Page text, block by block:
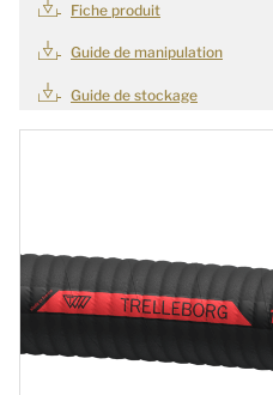
Fiche produit
Guide de manipulation
Guide de stockage